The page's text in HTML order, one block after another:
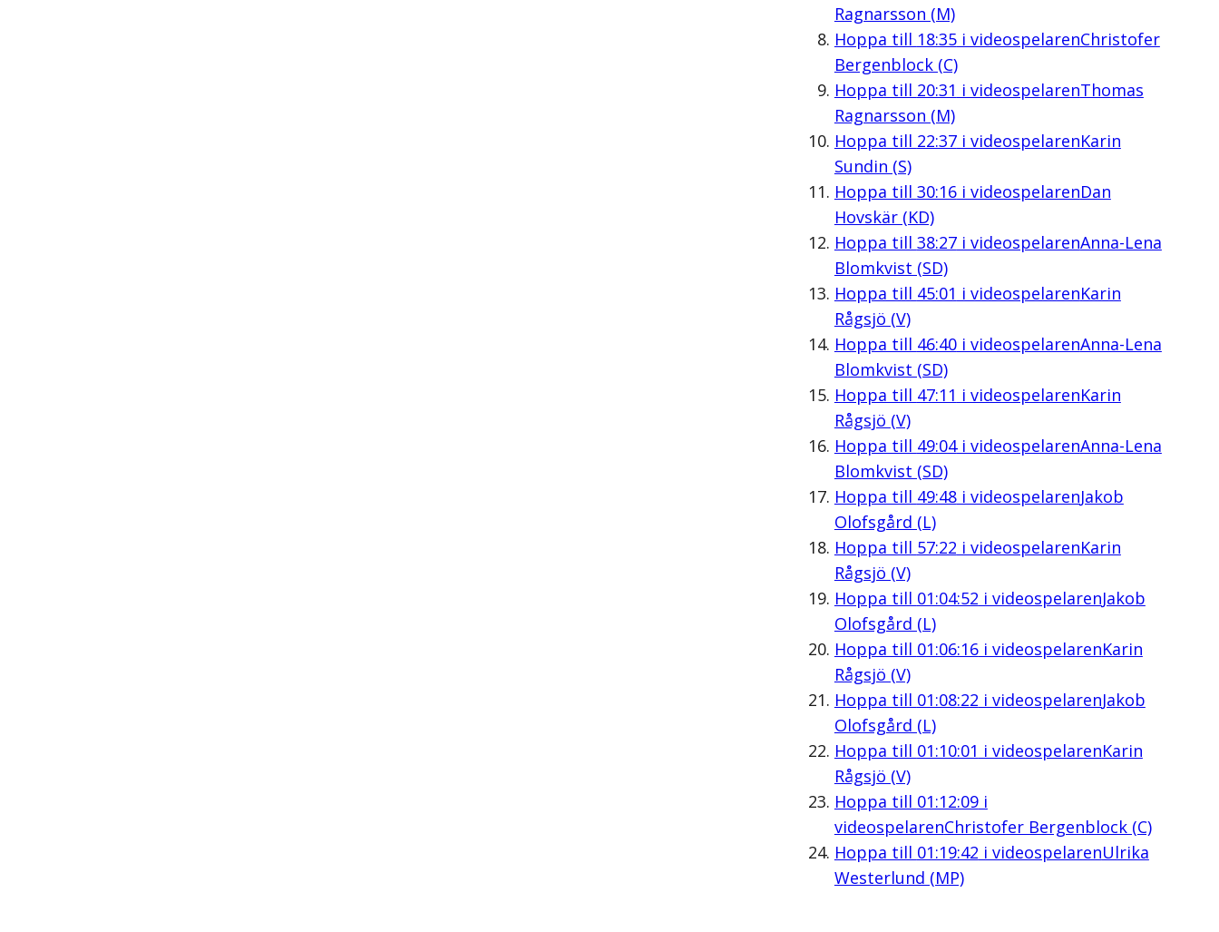
Ragnarsson (M)
Hoppa till 18:35i videospelarenChristofer
Bergenblock (C)
Hoppa till 20:31 i videospelarenThomas
Ragnarsson (M)
Hoppa till 22:37i videospelarenKarin
Sundin (S)
Hoppa till 30:16i videospelarenDan
Hovskär (KD)
Hoppa till 38:27i videospelarenAnna-Lena
Blomkvist (SD)
Hoppa till 45:01 i videospelarenKarin
Rågsjö (V)
Hoppa till 46:40i videospelarenAnna-Lena
Blomkvist (SD)
Hoppa till 47:11 i videospelarenKarin
Rågsjö (V)
Hoppa till 49:04i videospelarenAnna-Lena
Blomkvist (SD)
Hoppa till 49:48i videospelarenJakob
Olofsgård (L)
Hoppa till 57:22 i videospelarenKarin
Rågsjö (V)
Hoppa till 01:04:52 i videospelarenJakob
Olofsgård (L)
Hoppa till 01:06:16i videospelarenKarin
Rågsjö (V)
Hoppa till 01:08:22 i videospelarenJakob
Olofsgård (L)
Hoppa till 01:10:01 i videospelarenKarin
Rågsjö (V)
Hoppa till 01:12:09i
videospelarenChristofer Bergenblock (C)
Hoppa till 01:19:42 i videospelarenUlrika
Westerlund (MP)